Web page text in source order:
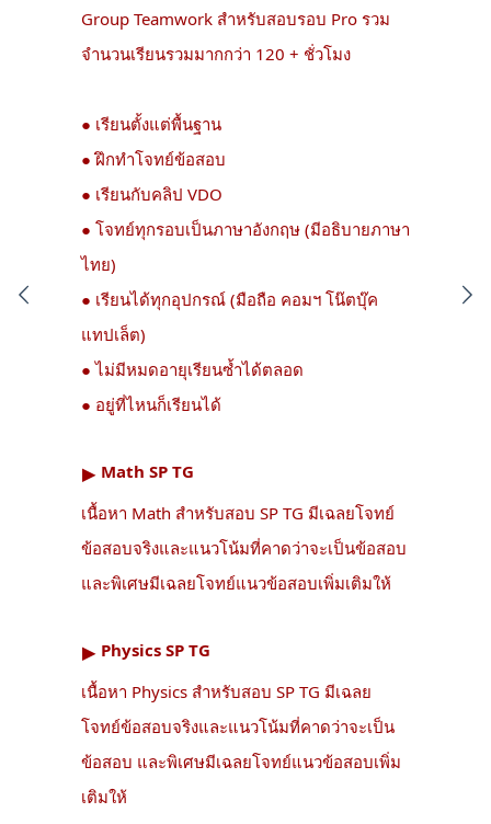
Group Teamwork สำหรับสอบรอบ Pro รวม
จำนวนเรียนรวมมากกว่า 120 + ชั่วโมง
● เรียนตั้งแต่พื้นฐาน
● ฝึกทำโจทย์ข้อสอบ
● เรียนกับคลิป VDO
● โจทย์ทุกรอบเป็นภาษาอังกฤษ (มีอธิบายภาษา
ไทย)
● เรียนได้ทุกอุปกรณ์ (มือถือ คอมฯ โน๊ตบุ๊ค
แทปเล็ต)
● ไม่มีหมดอายุเรียนซ้ำได้ตลอด
● อยู่ที่ไหนก็เรียนได้
▶︎ Math SP TG
เนื้อหา Math สำหรับสอบ SP TG มีเฉลยโจทย์
ข้อสอบจริงและแนวโน้มที่คาดว่าจะเป็นข้อสอบ
และพิเศษมีเฉลยโจทย์แนวข้อสอบเพิ่มเติมให้
▶︎ Physics SP TG
เนื้อหา Physics สำหรับสอบ SP TG มีเฉลย
โจทย์ข้อสอบจริงและแนวโน้มที่คาดว่าจะเป็น
ข้อสอบ และพิเศษมีเฉลยโจทย์แนวข้อสอบเพิ่ม
เติมให้